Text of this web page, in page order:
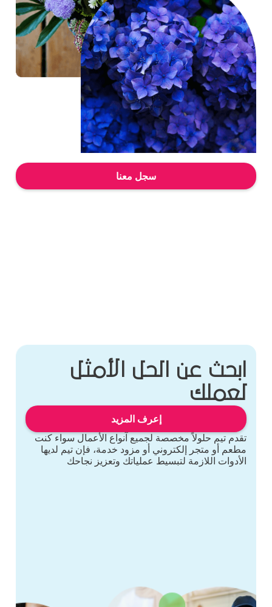
سجل معنا
ابحث عن الحل الأمثل
لعملك
تقدم تيم حلولاً مخصصة لجميع آنواع الأعمال سواء كنت
مطعم أو متجر إلكتروني أو مزود خدمة، فإن تيم لديها
الأدوات اللازمة لتبسيط عملياتك وتعزيز نجاحك
إعرف المزيد